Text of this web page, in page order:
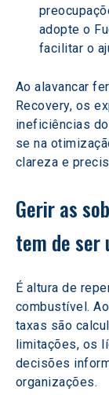
adopte o
facilitar o
Ao alavancar
Recovery, os
ineficiências
se na
clareza e
Gerir as
tem de ser
É altura de
combustível.
taxas são
limitações, os
decisões
organizações.